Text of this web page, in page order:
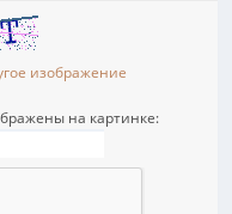
изображение
на картинке: